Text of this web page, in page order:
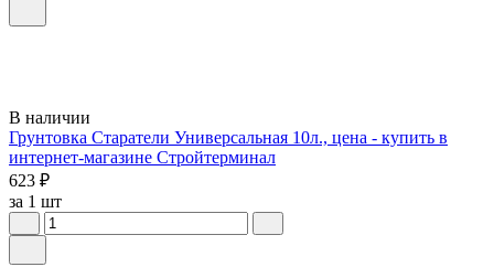
В наличии
Грунтовка Старатели Универсальная 10л., цена - купить в
интернет-магазине Стройтерминал
623 ₽
за 1 шт